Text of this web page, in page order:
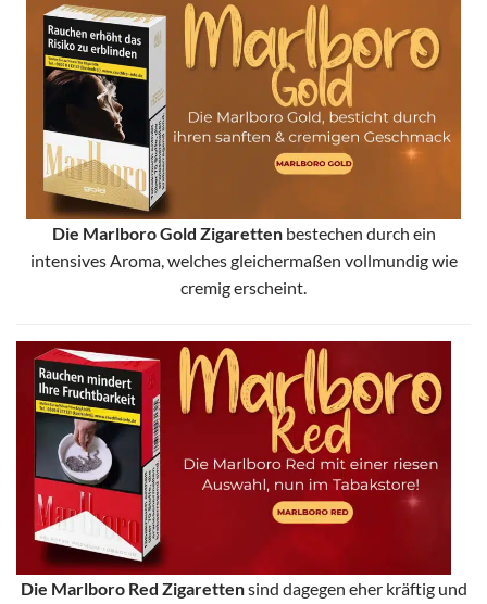
Die Marlboro Gold Zigarettenbestechen durch ein
intensives Aroma, welches gleichermaßen vollmundig wie
cremig erscheint.
Die Marlboro Red Zigarettensind dagegen eher kräftig und